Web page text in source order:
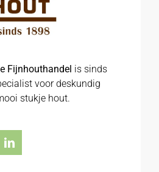
Fijnhouthandel is sinds
voor deskundig
stukje hout.